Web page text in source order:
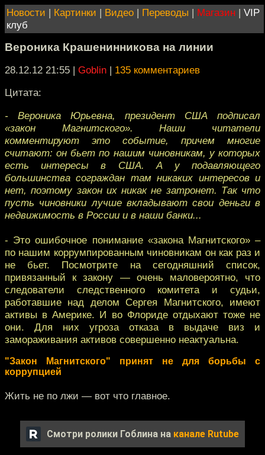
Новости | Картинки | Видео | Переводы | Магазин | VIP
клуб
Вероника Крашенинникова на линии
28.12.12 21:55 | Goblin | 135 комментариев
Цитата:
- Вероника Юрьевна, президент США подписал
«закон Магнитского». Наши читатели
комментируют это событие, причем многие
считают: он бьет по нашим чиновникам, у которых
есть интересы в США. А у подавляющего
большинства сограждан там никаких интересов и
нет, поэтому закон их никак не затронет. Так что
пусть чиновники лучше вкладывают свои деньги в
недвижимость в России и в наши банки...
- Это ошибочное понимание «закона Магнитского» –
по нашим коррумпированным чиновникам он как раз и
не бьет. Посмотрите на сегодняшний список,
привязанный к закону — очень маловероятно, что
следователи следственного комитета и судьи,
работавшие над делом Сергея Магнитского, имеют
активы в Америке. И во Флориде отдыхают тоже не
они. Для них угроза отказа в выдаче виз и
замораживания активов совершенно неактуальна.
"Закон Магнитского" принят не для борьбы с
коррупцией
Жить не по лжи — вот что главное.
Смотри ролики Гоблина на канале Rutube